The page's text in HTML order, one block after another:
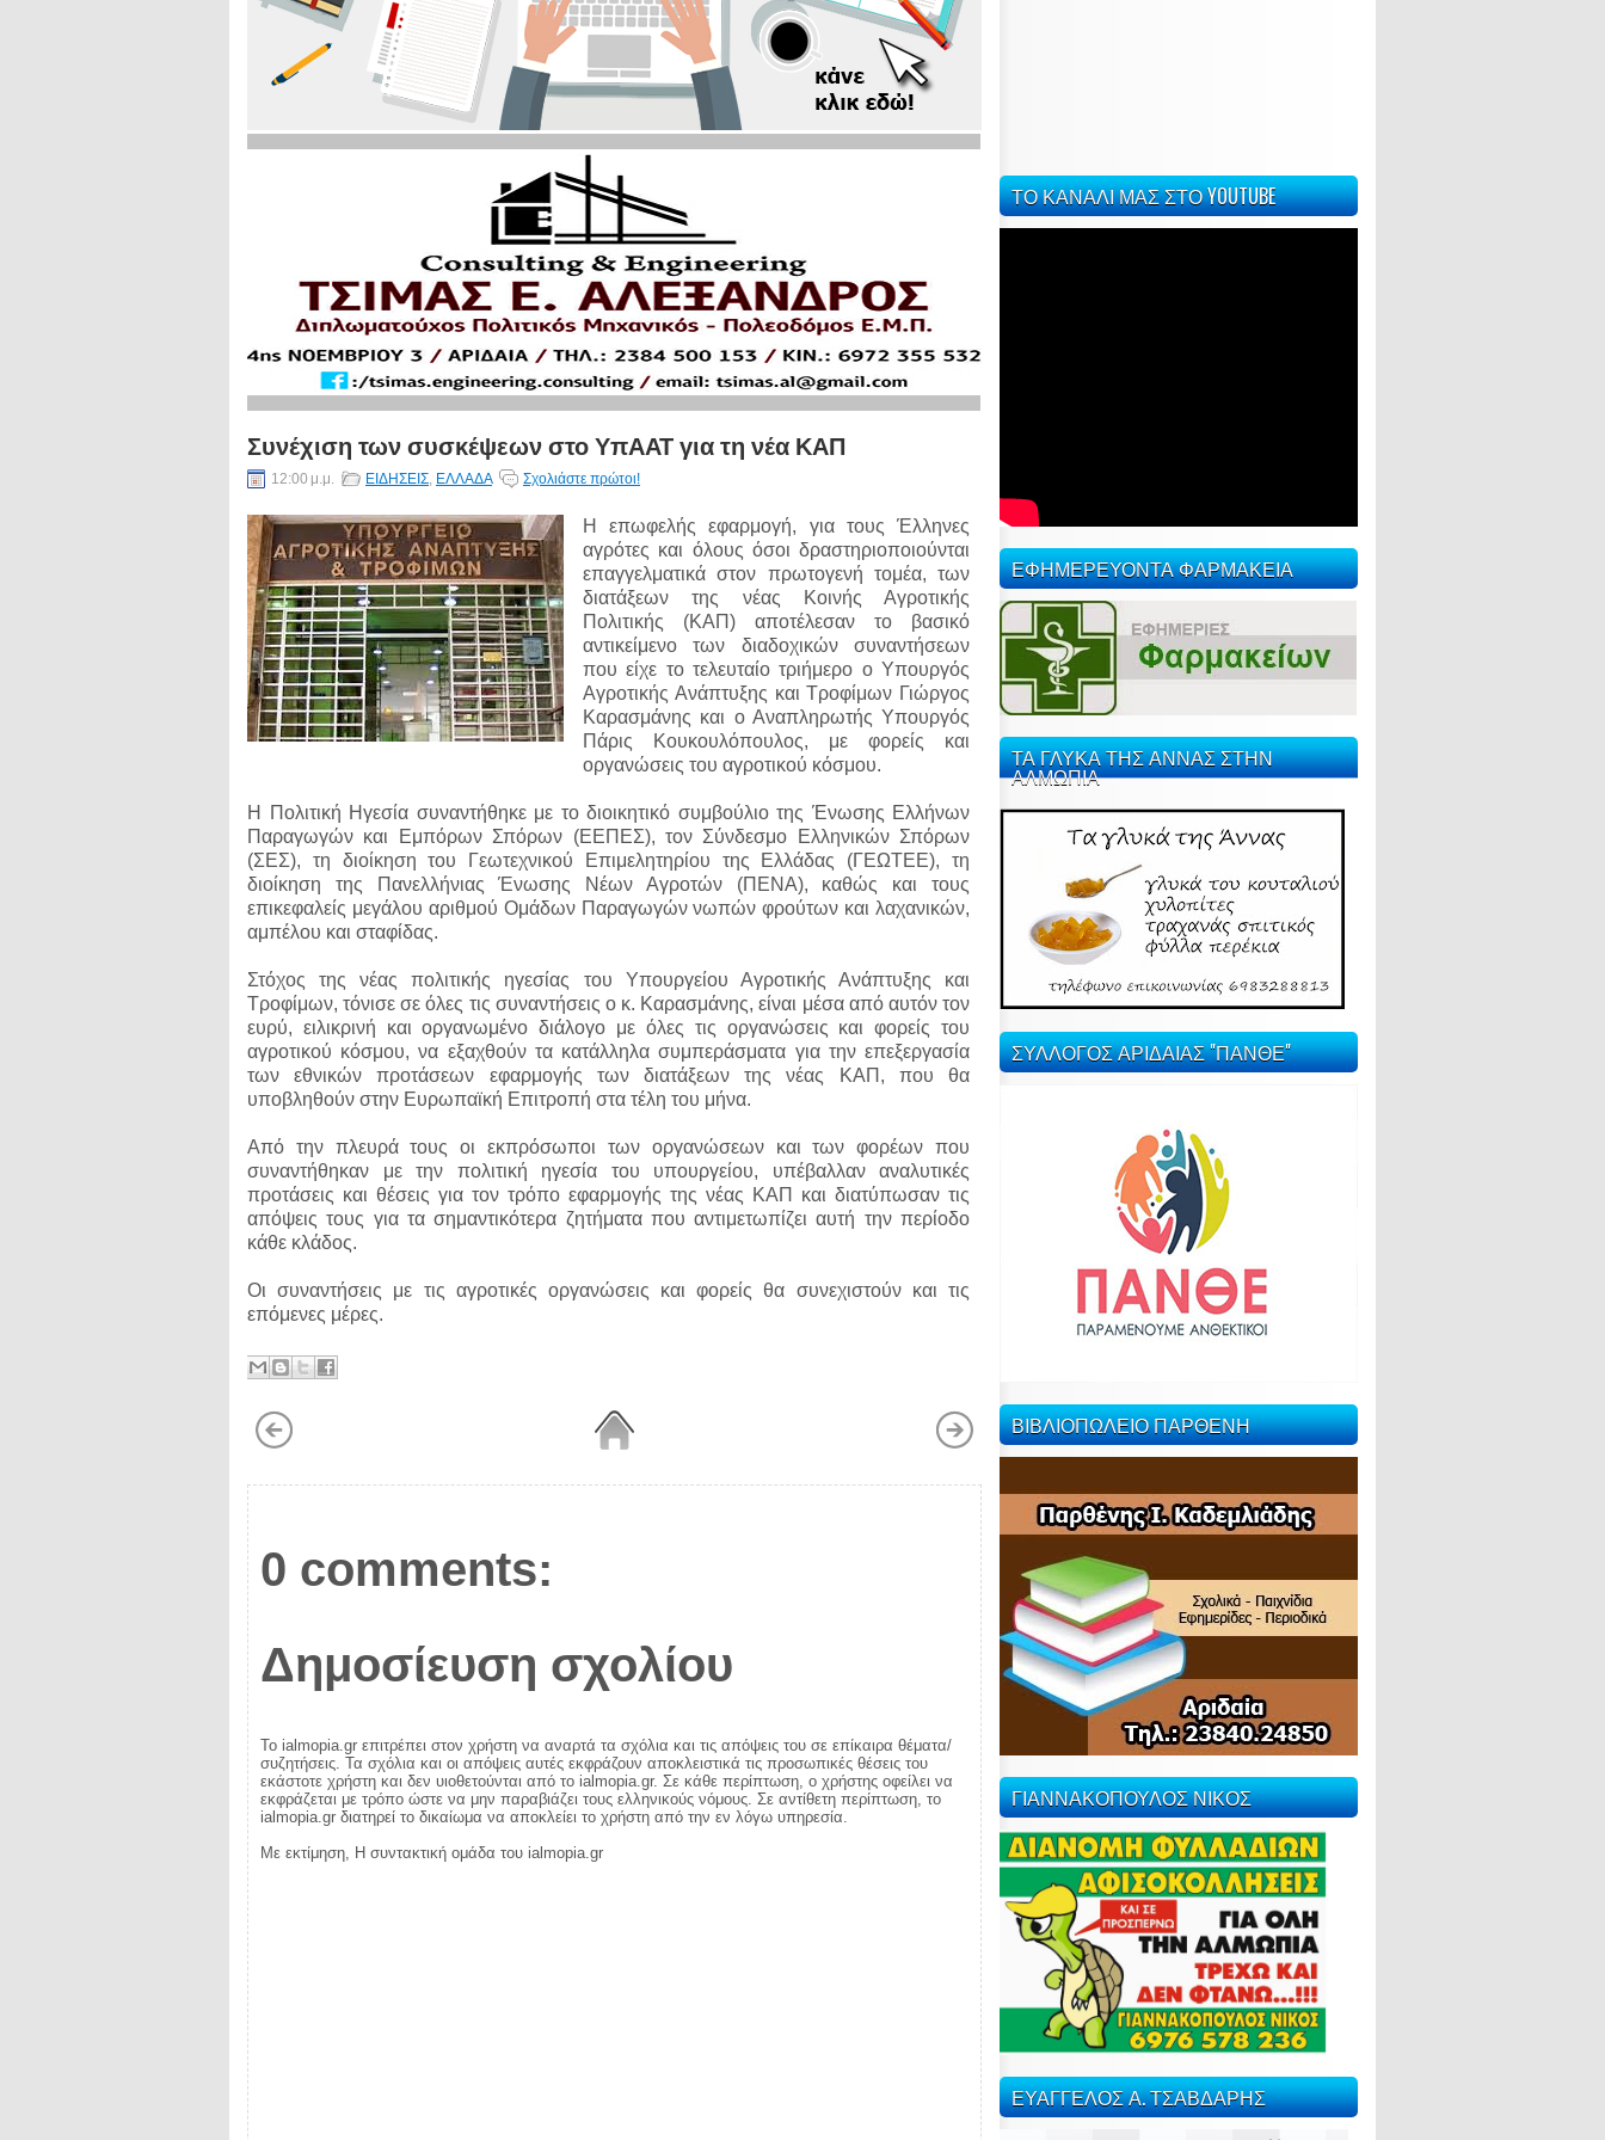
Συνέχιση των συσκέψεων στο ΥπΑΑΤ για τη νέα ΚΑΠ
12:00 μ.μ. ΕΙΔΗΣΕΙΣ, ΕΛΛΑΔΑ Σχολιάστε πρώτοι!
Η επωφελής εφαρμογή, για τους Έλληνες
αγρότες και όλους όσοι δραστηριοποιούνται
επαγγελματικά στον πρωτογενή τομέα, των
διατάξεων της νέας Κοινής Αγροτικής
Πολιτικής (ΚΑΠ) αποτέλεσαν το βασικό
αντικείμενο των διαδοχικών συναντήσεων
που είχε το τελευταίο τριήμερο ο Υπουργός
Αγροτικής Ανάπτυξης και Τροφίμων Γιώργος
Καρασμάνης και ο Αναπληρωτής Υπουργός
Πάρις Κουκουλόπουλος, με φορείς και
οργανώσεις του αγροτικού κόσμου.
Η Πολιτική Ηγεσία συναντήθηκε με το διοικητικό συμβούλιο της Ένωσης Ελλήνων
Παραγωγών και Εμπόρων Σπόρων (ΕΕΠΕΣ), τον Σύνδεσμο Ελληνικών Σπόρων
(ΣΕΣ), τη διοίκηση του Γεωτεχνικού Επιμελητηρίου της Ελλάδας (ΓΕΩΤΕΕ), τη
διοίκηση της Πανελλήνιας Ένωσης Νέων Αγροτών (ΠΕΝΑ), καθώς και τους
επικεφαλείς μεγάλου αριθμού Ομάδων Παραγωγών νωπών φρούτων και λαχανικών,
αμπέλου και σταφίδας.
Στόχος της νέας πολιτικής ηγεσίας του Υπουργείου Αγροτικής Ανάπτυξης και
Τροφίμων, τόνισε σε όλες τις συναντήσεις ο κ. Καρασμάνης, είναι μέσα από αυτόν τον
ευρύ, ειλικρινή και οργανωμένο διάλογο με όλες τις οργανώσεις και φορείς του
αγροτικού κόσμου, να εξαχθούν τα κατάλληλα συμπεράσματα για την επεξεργασία
των εθνικών προτάσεων εφαρμογής των διατάξεων της νέας ΚΑΠ, που θα
υποβληθούν στην Ευρωπαϊκή Επιτροπή στα τέλη του μήνα.
Από την πλευρά τους οι εκπρόσωποι των οργανώσεων και των φορέων που
συναντήθηκαν με την πολιτική ηγεσία του υπουργείου, υπέβαλλαν αναλυτικές
προτάσεις και θέσεις για τον τρόπο εφαρμογής της νέας ΚΑΠ και διατύπωσαν τις
απόψεις τους για τα σημαντικότερα ζητήματα που αντιμετωπίζει αυτή την περίοδο
κάθε κλάδος.
Οι συναντήσεις με τις αγροτικές οργανώσεις και φορείς θα συνεχιστούν και τις
επόμενες μέρες.
0 comments:
Δημοσίευση σχολίου
Το ialmopia.gr επιτρέπει στον χρήστη να αναρτά τα σχόλια και τις απόψεις του σε επίκαιρα θέματα/
συζητήσεις. Τα σχόλια και οι απόψεις αυτές εκφράζουν αποκλειστικά τις προσωπικές θέσεις του
εκάστοτε χρήστη και δεν υιοθετούνται από το ialmopia.gr. Σε κάθε περίπτωση, ο χρήστης οφείλει να
εκφράζεται με τρόπο ώστε να μην παραβιάζει τους ελληνικούς νόμους. Σε αντίθετη περίπτωση, το
ialmopia.gr διατηρεί το δικαίωμα να αποκλείει το χρήστη από την εν λόγω υπηρεσία.
Με εκτίμηση, Η συντακτική ομάδα του ialmopia.gr
ΤΟ ΚΑΝΑΛΙ ΜΑΣ ΣΤΟ YOUTUBE
ΕΦΗΜΕΡΕΥΟΝΤΑ ΦΑΡΜΑΚΕΙΑ
ΤΑ ΓΛΥΚΑ ΤΗΣ ΑΝΝΑΣ ΣΤΗΝ
ΑΛΜΩΠΙΑ
ΣΥΛΛΟΓΟΣ ΑΡΙΔΑΙΑΣ "ΠΑΝΘΕ"
ΒΙΒΛΙΟΠΩΛΕΙΟ ΠΑΡΘΕΝΗ
ΓΙΑΝΝΑΚΟΠΟΥΛΟΣ ΝΙΚΟΣ
ΕΥΑΓΓΕΛΟΣ Α. ΤΣΑΒΔΑΡΗΣ